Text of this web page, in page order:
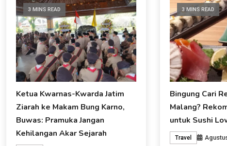
3 MINS READ
Ketua Kwarnas-Kwarda Jatim
Ziarah ke Makam Bung Karno,
Buwas: Pramuka Jangan
Kehilangan Akar Sejarah
3 MINS READ
Bingung Cari
Malang?
untuk Sushi
Travel